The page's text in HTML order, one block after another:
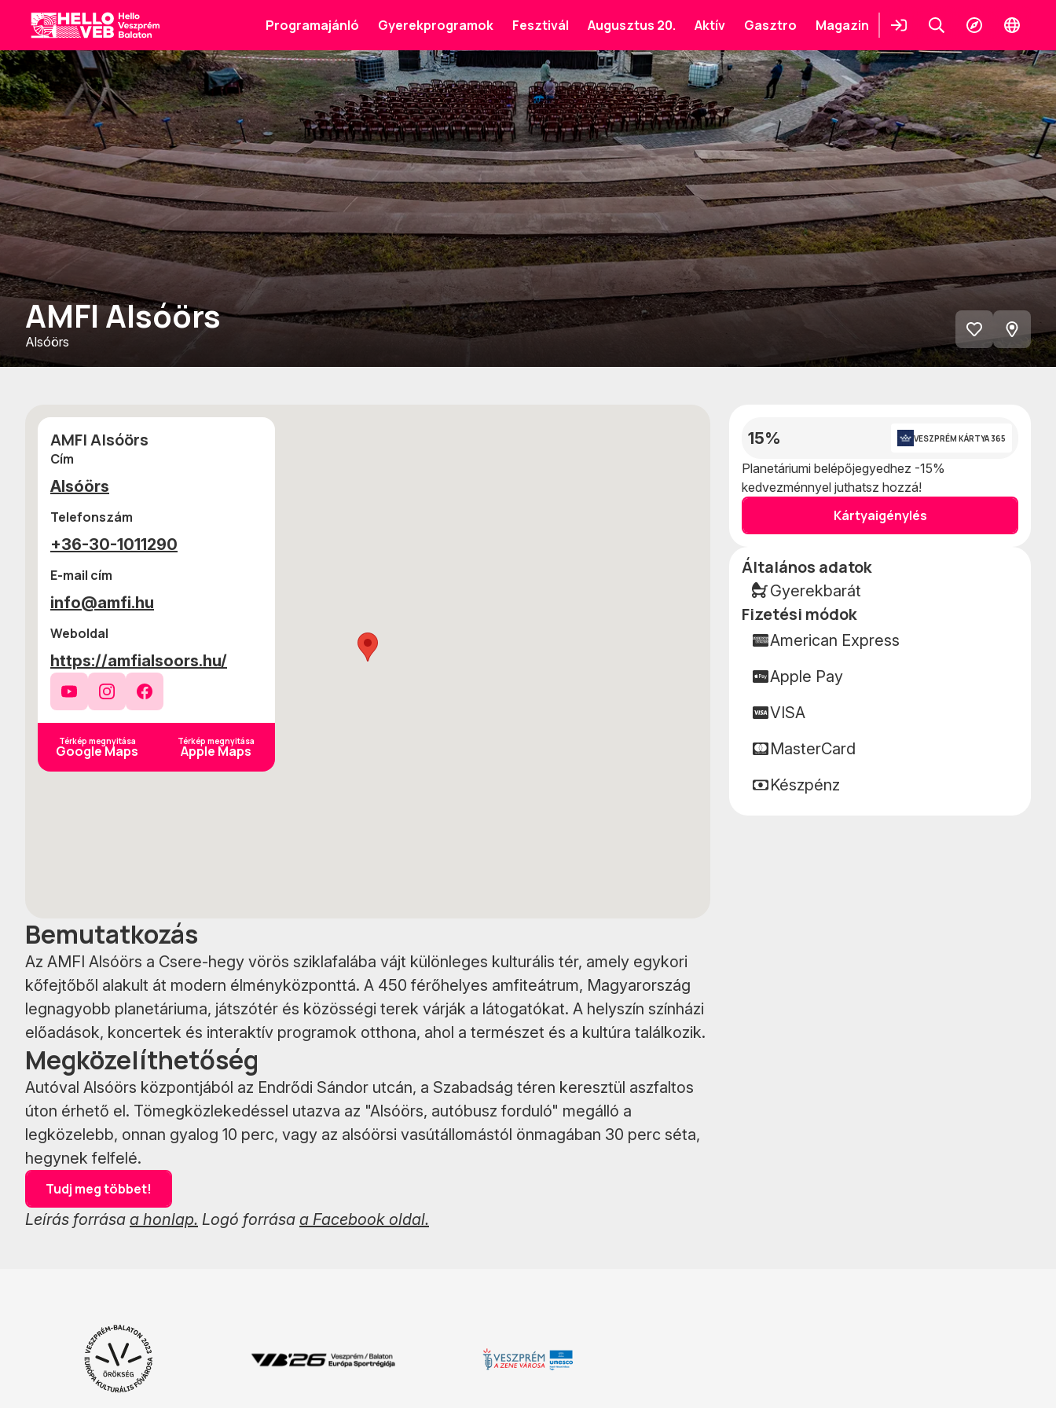
HelloVEB
Programajánló Gyerekprogramok Fesztivál Augusztus 20. Aktív Gasztro Magazin
BelépésKeresésFelfedezés
Change
AMFI Alsóörs
Alsóörs
adomterképen
AMFI Alsóörs
Cím
Alsóörs
Telefonszám
+36-30-1011290
E-mail cím
info@amfi.hu
Weboldal
https://amfialsoors.hu/
Térkép megnyitása
Google Maps
Térkép megnyitása
Apple Maps
Bemutatkozás
Az AMFI Alsóörs a Csere-hegy vörös sziklafalába vájt különleges kulturális tér, amely egykori
kőfejtőből alakult át modern élményközponttá. A 450 férőhelyes amfiteátrum, Magyarország
legnagyobb planetáriuma, játszótér és közösségi terek várják a látogatókat. A helyszín színházi
előadások, koncertek és interaktív programok otthona, ahol a természet és a kultúra találkozik.
Megközelíthetőség
Autóval Alsóörs központjából az Endrődi Sándor utcán, a Szabadság téren keresztül aszfaltos
úton érhető el. Tömegközlekedéssel utazva az "Alsóörs, autóbusz forduló" megálló a
legközelebb, onnan gyalog 10 perc, vagy az alsóörsi vasútállomástól önmagában 30 perc séta,
hegynek felfelé.
Tudj meg többet!
Leírás forrása a honlap. Logó forrása a Facebook oldal.
15% VESZPRÉM KÁRTYA 365
Planetáriumi belépőjegyedhez -15%
kedvezménnyel juthatsz hozzá!
Kártyaigénylés
Adatok
Általános adatok
Gyerekbarát
Fizetési módok
American Express
Apple Pay
VISA
MasterCard
Készpénz